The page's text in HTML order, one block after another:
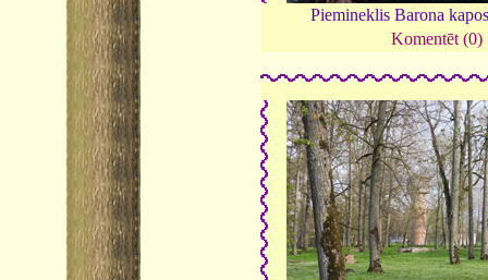
Piemineklis Barona
Komentēt (0)